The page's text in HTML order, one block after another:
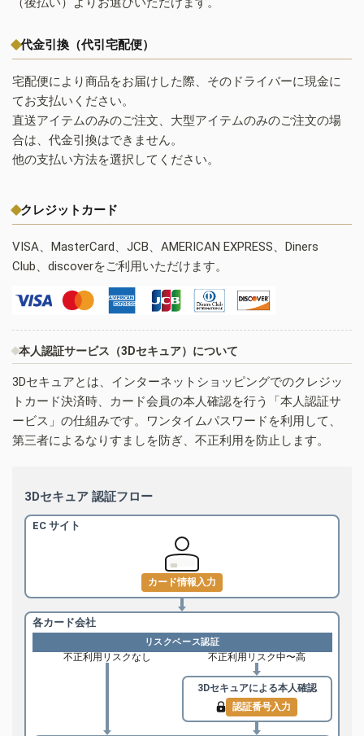
代金引換（代引宅配便）
宅配便により商品をお届けした際、そのドライバーに現金に
てお支払いください。
直送アイテムのみのご注文、大型アイテムのみのご注文の場
合は、代金引換はできません。
他の支払い方法を選択してください。
クレジットカード
VISA、MasterCard、JCB、AMERICAN EXPRESS、Diners
Club、discoverをご利用いただけます。
本人認証サービス（3Dセキュア）について
3Dセキュアとは、インターネットショッピングでのクレジッ
トカード決済時、カード会員の本人確認を行う「本人認証サ
ービス」の仕組みです。ワンタイムパスワードを利用して、
第三者によるなりすましを防ぎ、不正利用を防止します。
3Dセキュア 認証フロー
EC サイト
カード情報入力
各カード会社
リスクベース認証
不正利用リスクなし 不正利用リスク中〜高
3Dセキュアによる本人確認
認証番号入力